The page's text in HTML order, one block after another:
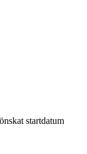
startdatum